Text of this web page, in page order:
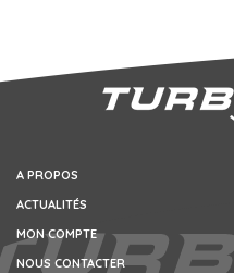
A PROPOS
ACTUALITÉS
MON COMPTE
NOUS CONTACTER